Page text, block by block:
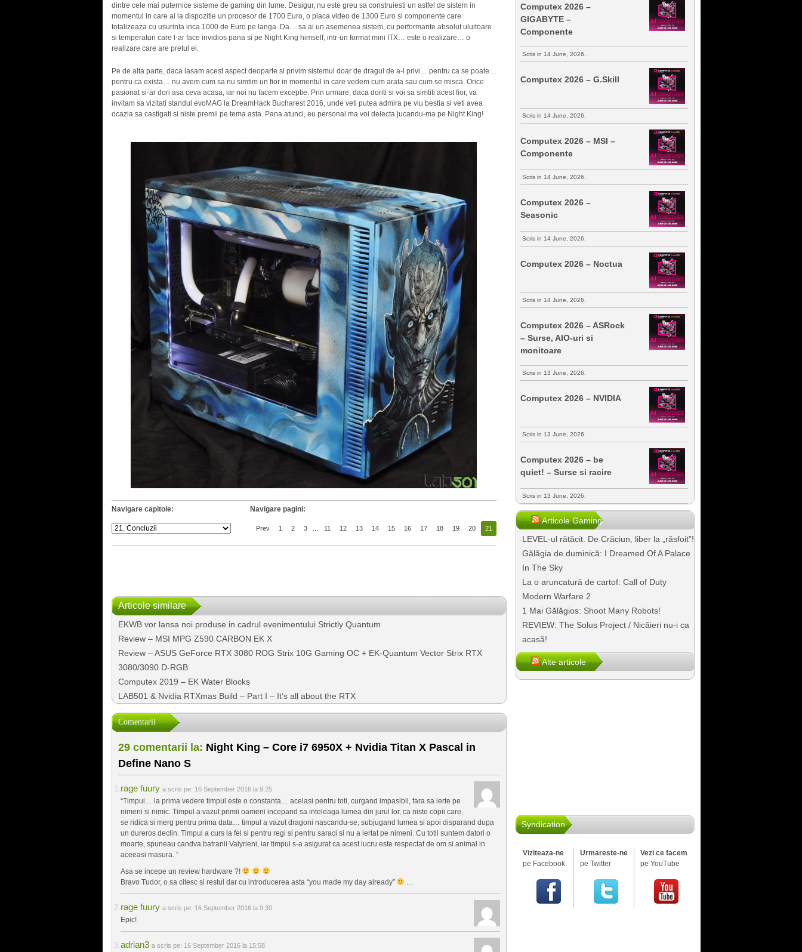
dintre cele mai puternice sisteme de gaming din lume. Desigur, nu este greu sa construiesti un astfel de sistem in
momentul in care ai la dispozitie un procesor de 1700 Euro, o placa video de 1300 Euro si componente care
totalizeaza cu usurinta inca 1000 de Euro pe langa. Da… sa ai un asemenea sistem, cu performante absolut uluitoare
si temperaturi care l-ar face invidios pana si pe Night King himself, intr-un format mini ITX… este o realizare… o
realizare care are pretul ei.
Pe de alta parte, daca lasam acest aspect deoparte si privim sistemul doar de dragul de a-l privi… pentru ca se poate…
pentru ca exista… nu avem cum sa nu simtim un fior in momentul in care vedem cum arata sau cum se misca. Orice
pasionat si-ar dori asa ceva acasa, iar noi nu facem exceptie. Prin urmare, daca doriti si voi sa simtiti acest fior, va
invitam sa vizitati standul evoMAG la DreamHack Bucharest 2016, unde veti putea admira pe viu bestia si veti avea
ocazia sa castigati si niste premii pe tema asta. Pana atunci, eu personal ma voi delecta jucandu-ma pe Night King!
Navigare capitole: Navigare pagini:
Prev 1 2 3 11 12 13 14 15 16 17 18 19 20 21
Articole similare
EKWB vor lansa noi produse in cadrul evenimentului Strictly Quantum
Review – MSI MPG Z590 CARBON EK X
Review – ASUS GeForce RTX 3080 ROG Strix 10G Gaming OC + EK-Quantum Vector Strix RTX
3080/3090 D-RGB
Computex 2019 – EK Water Blocks
LAB501 & Nvidia RTXmas Build – Part I – It’s all about the RTX
Comentarii
29 comentarii la: Night King – Core i7 6950X + Nvidia Titan X Pascal in
Define Nano S
rage fuury a scris pe: 16 September 2016 la 9:25
“Timpul… la prima vedere timpul este o constanta… acelasi pentru toti, curgand impasibil, fara sa ierte pe
nimeni si nimic. Timpul a vazut primii oameni incepand sa inteleaga lumea din jurul lor, ca niste copii care
se ridica si merg pentru prima data… timpul a vazut dragoni nascandu-se, subjugand lumea si apoi disparand dupa
un dureros declin. Timpul a curs la fel si pentru regi si pentru saraci si nu a iertat pe nimeni. Cu totii suntem datori o
moarte, spuneau candva batranii Valyrieni, iar timpul s-a asigurat ca acest lucru este respectat de om si animal in
aceeasi masura. ”
Asa se incepe un review hardware ?!
Bravo Tudor, o sa citesc si restul dar cu introducerea asta “you made my day already”
rage fuury a scris pe: 16 September 2016 la 9:30
Epic!
adrian3 a scris pe: 16 September 2016 la 15:58
Computex 2026 –
GIGABYTE –
Componente
Scris in 14 June, 2026.
Computex 2026 – G.Skill
Scris in 14 June, 2026.
Computex 2026 – MSI –
Componente
Scris in 14 June, 2026.
Computex 2026 –
Seasonic
Scris in 14 June, 2026.
Computex 2026 – Noctua
Scris in 14 June, 2026.
Computex 2026 – ASRock
– Surse, AIO-uri si
monitoare
Scris in 13 June, 2026.
Computex 2026 – NVIDIA
Scris in 13 June, 2026.
Computex 2026 – be
quiet! – Surse si racire
Scris in 13 June, 2026.
Articole Gaming
LEVEL-ul rătăcit. De Crăciun, liber la „răsfoit”!
Gălăgia de duminică: I Dreamed Of A Palace
In The Sky
La o aruncatură de cartof: Call of Duty
Modern Warfare 2
1 Mai Gălăgios: Shoot Many Robots!
REVIEW: The Solus Project / Nicăieri nu-i ca
acasă!
Alte articole
Syndication
Viziteaza-ne
pe Facebook
Urmareste-ne
pe Twitter
Vezi ce facem
pe YouTube